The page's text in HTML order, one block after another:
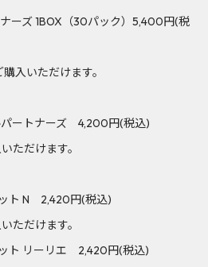
ーズ 1BOX（30パック）5,400円(税
入いただけます。
パートナーズ 4,200円(税込)
ただけます。
ト N 2,420円(税込)
ただけます。
ト リーリエ 2,420円(税込)